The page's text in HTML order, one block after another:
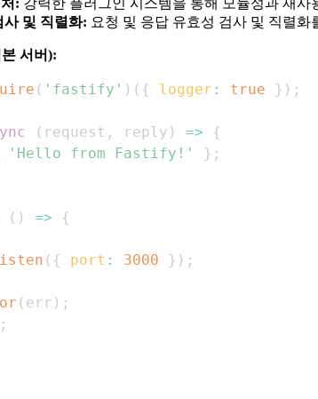
사 및 직렬화: 요청 및 응답 유효성 검사 및 직렬
서버):
( 'fastify' ) ( { logger : true } ) ;
( request , reply ) =>
{
'Hello from Fastify!' } ;
( ) =>
{
( { port : 3000 } ) ;
( err ) ;
;